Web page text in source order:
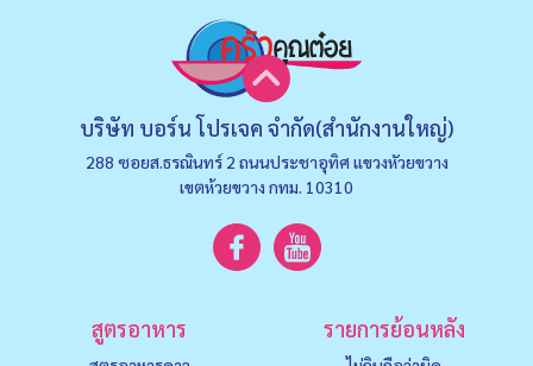
บริษัท บอร์น โปรเจค จำกัด(สำนักงานใหญ่)
288 ซอยส.ธรณินทร์ 2 ถนนประชาอุทิศ แขวงหัวยขวาง
เขตห้วยขวาง กทม. 10310
สูตรอาหาร รายการย้อนหลัง